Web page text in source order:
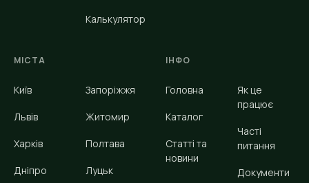
Калькулятор
МІСТА
Київ
Львів
Харків
Дніпро
Запоріжжя
Житомир
Полтава
Луцьк
ІНФО
Головна
Каталог
Статті та
новини
Як це
працює
Часті
питання
Документи